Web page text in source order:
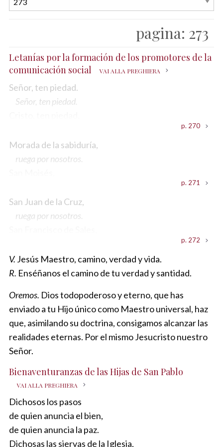
pagina: 273
Letanías por la formación de los promotores de la
comunicación social
VAI ALLA PREGHIERA
Señor, ten piedad.
Señor, ten piedad.
Señor, ten piedad.
Señor, ten piedad.
Cristo, escúchanos.
Cristo, escúchanos.
Dios Hijo, redentor del mundo,
ten misericordia de nosotros.
Dios Espíritu Santo,
Trinidad Santa, único Dios,
ten misericordia de nosotros.
Jesús, Palabra del Padre,
Jesús, Maestro bueno,
ten misericordia de nosotros.
Jesús, camino, verdad y vida,
ten misericordia de nosotros.
Jesús, esperado por los profetas,
ten misericordia de nosotros.
Jesús, maestro de los apóstoles,
p. 270
Morada de la sabiduría,
ruega por nosotros.
San David,
ruega por nosotros.
rogad por nosotros.
San Marcos,
San Mateo,
ruega por nosotros.
San Lucas,
ruega por nosotros.
San Juan,
ruega por nosotros.
San Pablo,
ruega por nosotros.
San Pedro,
ruega por nosotros.
Santiago,
p. 271
San Juan de la Cruz,
ruega por nosotros.
San Alfonso,
ruega por nosotros.
rogad por nosotros.
Santa Teresa,
ruega por nosotros.
Santa Catalina,
Beato Timoteo Giaccardo,
ruega por nosotros.
Todos los santos
y santas de Dios,
interceded por nosotros.
p. 272
V. Jesús Maestro, camino, verdad y vida.
R. Enséñanos el camino de tu verdad y santidad.
Oremos. Dios todopoderoso y eterno, que has
enviado a tu Hijo único como Maestro universal, haz
que, asimilando su doctrina, consigamos alcanzar las
realidades eternas. Por el mismo Jesucristo nuestro
Señor.
Bienaventuranzas de las Hijas de San Pablo
VAI ALLA PREGHIERA
Dichosos los pasos
de quien anuncia el bien,
de quien anuncia la paz.
Dichosas las siervas de la Iglesia,